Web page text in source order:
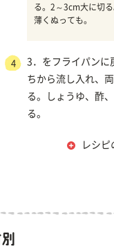
る。2～3cm大に切
薄くぬっても。
4
3．をフライパンに
ちから流し入れ、
る。しょうゆ、酢
る。
レシ